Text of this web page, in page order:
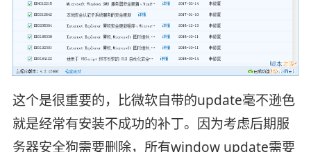
这个是很重要的，比微软自带的update毫不逊色
就是经常有安装不成功的补丁。因为考虑后期服
务器安全狗需要删除，所有window update需要